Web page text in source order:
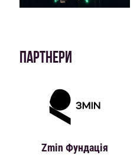
ПАРТНЕРИ
Zmin Фундація